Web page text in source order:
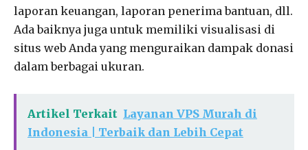
laporan keuangan, laporan penerima bantuan, dll.
Ada baiknya juga untuk memiliki visualisasi di
situs web Anda yang menguraikan dampak donasi
dalam berbagai ukuran.
Artikel Terkait Layanan VPS Murah di
Indonesia | Terbaik dan Lebih Cepat